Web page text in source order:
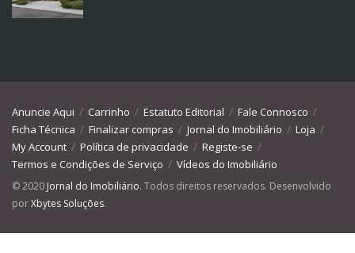
Anuncie Aqui Carrinho Estatuto Editorial
Fale Connosco
Ficha Técnica
Finalizar compras Jornal do Imobiliário
Loja
My Account
Política de privacidade
Registe-se
Termos e Condições de Serviço
Vídeos do Imobiliário
© 2020 Jornal do Imobiliário. Todos direitos reservados. Desenvolvido
porXbytes Soluções.